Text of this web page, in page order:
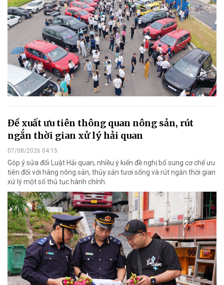
Đề xuất ưu tiên thông quan nông sản, rút
ngắn thời gian xử lý hải quan
07/08/2026 04:15
Góp ý sửa đổi Luật Hải quan, nhiều ý kiến đề nghị bổ sung cơ chế ưu
tiên đối với hàng nông sản, thủy sản tươi sống và rút ngắn thời gian
xử lý một số thủ tục hành chính.